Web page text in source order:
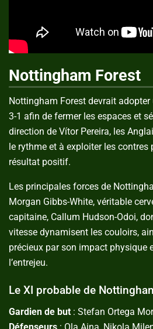
Nottingham Forest
Nottingham Forest devrait adopter
3-1 afin de fermer les espaces et
direction de Vítor Pereira, les
le rythme et à exploiter les contres
résultat positif.
Les principales forces de
Morgan Gibbs-White, véritable
capitaine, Callum Hudson-Odoi,
vitesse dynamisent les couloirs,
précieux par son impact physique
l’entrejeu.
Le XI probable de
Gardien de but : Stefan Ortega